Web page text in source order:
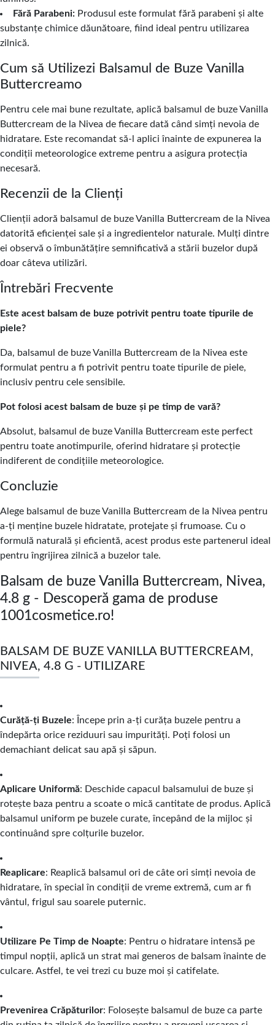
Fără Parabeni: Produsul este formulat fără parabeni și alte
substanțe chimice dăunătoare, fiind ideal pentru utilizarea
zilnică.
Cum să Utilizezi Balsamul de Buze Vanilla
Buttercreamo
Pentru cele mai bune rezultate, aplică balsamul de buze Vanilla
Buttercream de la Nivea de fiecare dată când simți nevoia de
hidratare. Este recomandat să-l aplici înainte de expunerea la
condiții meteorologice extreme pentru a asigura protecția
necesară.
Recenzii de la Clienți
Clienții adoră balsamul de buze Vanilla Buttercream de la Nivea
datorită eficienței sale și a ingredientelor naturale. Mulți dintre
ei observă o îmbunătățire semnificativă a stării buzelor după
doar câteva utilizări.
Întrebări Frecvente
Este acest balsam de buze potrivit pentru toate tipurile de
piele?
Da, balsamul de buze Vanilla Buttercream de la Nivea este
formulat pentru a fi potrivit pentru toate tipurile de piele,
inclusiv pentru cele sensibile.
Pot folosi acest balsam de buze și pe timp de vară?
Absolut, balsamul de buze Vanilla Buttercream este perfect
pentru toate anotimpurile, oferind hidratare și protecție
indiferent de condițiile meteorologice.
Concluzie
Alege balsamul de buze Vanilla Buttercream de la Nivea pentru
a-ți menține buzele hidratate, protejate și frumoase. Cu o
formulă naturală și eficientă, acest produs este partenerul ideal
pentru îngrijirea zilnică a buzelor tale.
Balsam de buze Vanilla Buttercream, Nivea,
4.8 g - Descoperă gama de produse
1001cosmetice.ro!
BALSAM DE BUZE VANILLA BUTTERCREAM,
NIVEA, 4.8 G - UTILIZARE
Curăță-ți Buzele: Începe prin a-ți curăța buzele pentru a
îndepărta orice reziduuri sau impurități. Poți folosi un
demachiant delicat sau apă și săpun.
Aplicare Uniformă: Deschide capacul balsamului de buze și
rotește baza pentru a scoate o mică cantitate de produs. Aplică
balsamul uniform pe buzele curate, începând de la mijloc și
continuând spre colțurile buzelor.
Reaplicare: Reaplică balsamul ori de câte ori simți nevoia de
hidratare, în special în condiții de vreme extremă, cum ar fi
vântul, frigul sau soarele puternic.
Utilizare Pe Timp de Noapte: Pentru o hidratare intensă pe
timpul nopții, aplică un strat mai generos de balsam înainte de
culcare. Astfel, te vei trezi cu buze moi și catifelate.
Prevenirea Crăpăturilor: Folosește balsamul de buze ca parte